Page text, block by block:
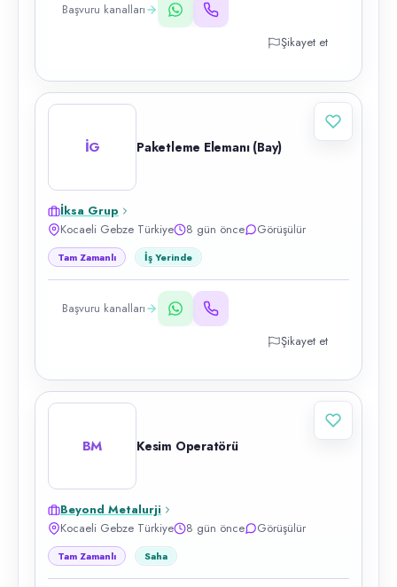
Başvuru kanalları
Şikayet et
İG Paketleme Elemanı (Bay)
İksa Grup
Kocaeli Gebze Türkiye
8 gün önce Görüşülür
Tam Zamanlı İş Yerinde
Başvuru kanalları
Şikayet et
BM Kesim Operatörü
Beyond Metalurji
Kocaeli Gebze Türkiye
8 gün önce Görüşülür
Tam Zamanlı Saha